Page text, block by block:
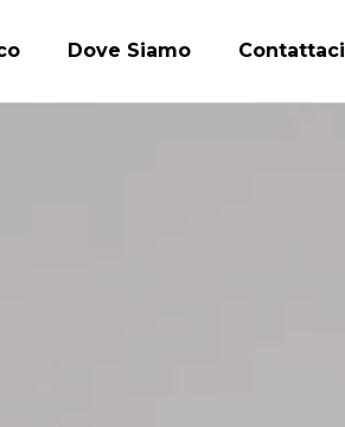
Dove Siamo Contattaci